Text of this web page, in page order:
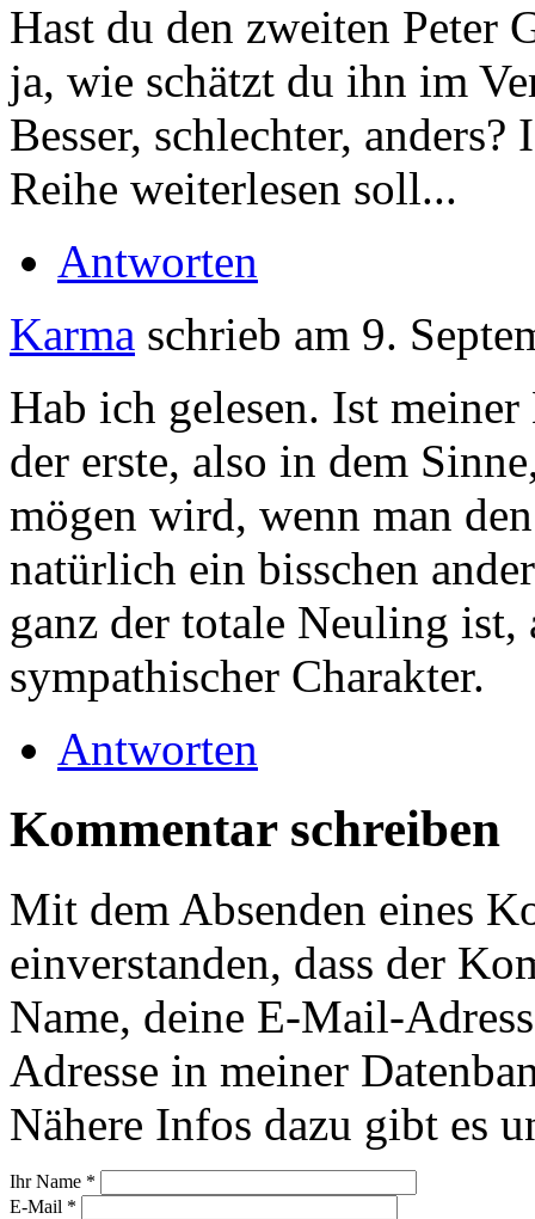
Hast du den zweiten Peter
ja, wie schätzt du ihn im
Besser, schlechter,
Reihe weiterlesen soll...
Antworten
Karma schrieb am 9.
Hab ich gelesen. Ist
der erste, also in dem
mögen wird, wenn man
natürlich ein bisschen
ganz der totale Neuling
sympathischer Charakter.
Antworten
Kommentar schreiben
Mit dem Absenden eines
einverstanden, dass der
Name, deine E-Mail-
Adresse in meiner
Nähere Infos dazu gibt es
Ihr Name *
E-Mail *